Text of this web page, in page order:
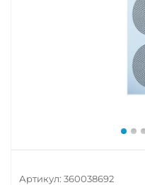
Артикул: 360038692